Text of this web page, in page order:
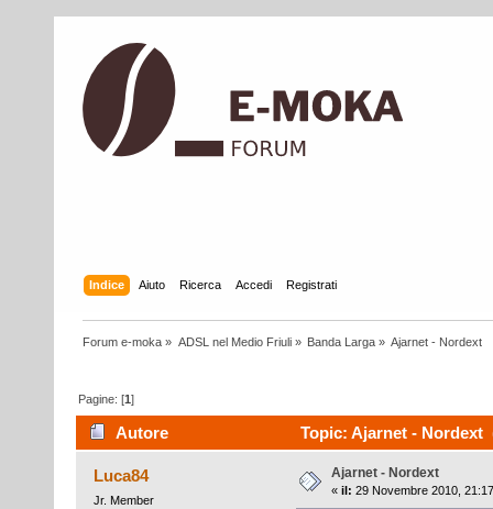
Indice Aiuto Ricerca Accedi Registrati
Forum e-moka » ADSL nel Medio Friuli» Banda Larga» Ajarnet - Nordext
Pagine: [1]
Autore Topic: Ajarnet - Nordext
Luca84
Jr. Member
Ajarnet - Nordext
« il: 29 Novembre 2010,